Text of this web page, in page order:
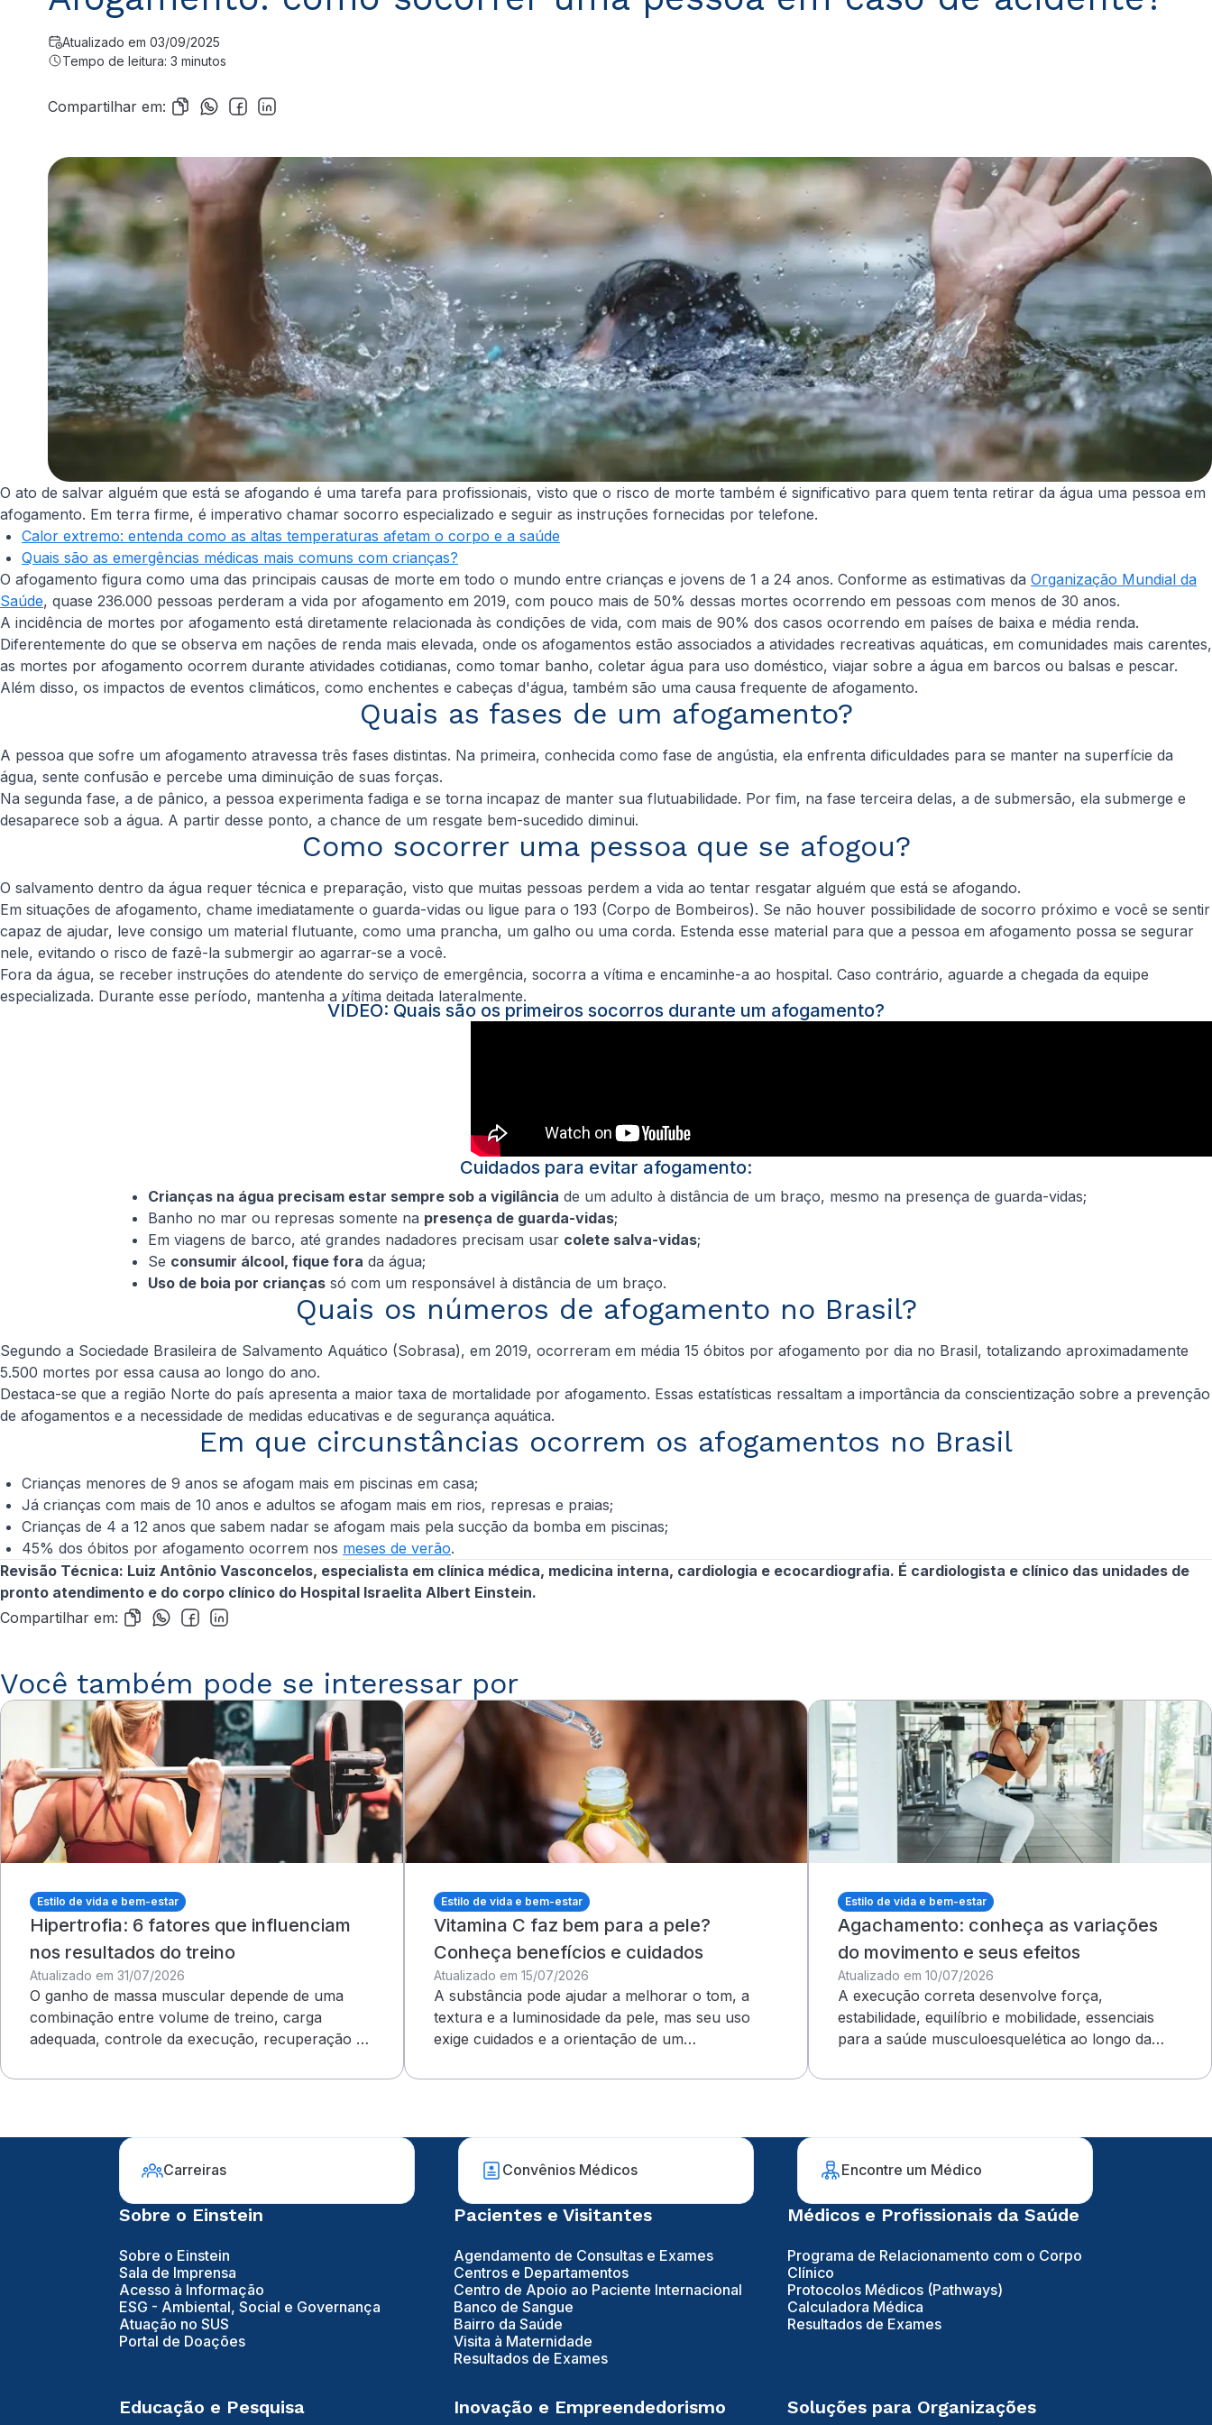
Atualizado em 03/09/2025
Tempo de leitura: 3 minutos
Compartilhar em:
O ato de salvar alguém que está se afogando é uma tarefa para profissionais, visto que o risco de morte também é significativo para quem tenta retirar da água uma pessoa em
afogamento. Em terra firme, é imperativo chamar socorro especializado e seguir as instruções fornecidas por telefone.
Calor extremo: entenda como as altas temperaturas afetam o corpo e a saúde
Quais são as emergências médicas mais comuns com crianças?
O afogamento figura como uma das principais causas de morte em todo o mundo entre crianças e jovens de 1 a 24 anos. Conforme as estimativas da Organização Mundial da
Saúde, quase 236.000 pessoas perderam a vida por afogamento em 2019, com pouco mais de 50% dessas mortes ocorrendo em pessoas com menos de 30 anos.
A incidência de mortes por afogamento está diretamente relacionada às condições de vida, com mais de 90% dos casos ocorrendo em países de baixa e média renda.
Diferentemente do que se observa em nações de renda mais elevada, onde os afogamentos estão associados a atividades recreativas aquáticas, em comunidades mais carentes,
as mortes por afogamento ocorrem durante atividades cotidianas, como tomar banho, coletar água para uso doméstico, viajar sobre a água em barcos ou balsas e pescar.
Além disso, os impactos de eventos climáticos, como enchentes e cabeças d'água, também são uma causa frequente de afogamento.
Quais as fases de um afogamento?
A pessoa que sofre um afogamento atravessa três fases distintas. Na primeira, conhecida como fase de angústia, ela enfrenta dificuldades para se manter na superfície da
água, sente confusão e percebe uma diminuição de suas forças.
Na segunda fase, a de pânico, a pessoa experimenta fadiga e se torna incapaz de manter sua flutuabilidade. Por fim, na fase terceira delas, a de submersão, ela submerge e
desaparece sob a água. A partir desse ponto, a chance de um resgate bem-sucedido diminui.
Como socorrer uma pessoa que se afogou?
O salvamento dentro da água requer técnica e preparação, visto que muitas pessoas perdem a vida ao tentar resgatar alguém que está se afogando.
Em situações de afogamento, chame imediatamente o guarda-vidas ou ligue para o 193 (Corpo de Bombeiros). Se não houver possibilidade de socorro próximo e você se sentir
capaz de ajudar, leve consigo um material flutuante, como uma prancha, um galho ou uma corda. Estenda esse material para que a pessoa em afogamento possa se segurar
nele, evitando o risco de fazê-la submergir ao agarrar-se a você.
Fora da água, se receber instruções do atendente do serviço de emergência, socorra a vítima e encaminhe-a ao hospital. Caso contrário, aguarde a chegada da equipe
especializada. Durante esse período, mantenha a vítima deitada lateralmente.
VÍDEO: Quais são os primeiros socorros durante um afogamento?
Cuidados para evitar afogamento:
Crianças na água precisam estar sempre sob a vigilância de um adulto à distância de um braço, mesmo na presença de guarda-vidas;
Banho no mar ou represas somente na presença de guarda-vidas;
Em viagens de barco, até grandes nadadores precisam usar colete salva-vidas;
Se consumir álcool, fique fora da água;
Uso de boia por criançassó com um responsável à distância de um braço.
Quais os números de afogamento no Brasil?
Segundo a Sociedade Brasileira de Salvamento Aquático (Sobrasa), em 2019, ocorreram em média 15 óbitos por afogamento por dia no Brasil, totalizando aproximadamente
5.500 mortes por essa causa ao longo do ano.
Destaca-se que a região Norte do país apresenta a maior taxa de mortalidade por afogamento. Essas estatísticas ressaltam a importância da conscientização sobre a prevenção
de afogamentos e a necessidade de medidas educativas e de segurança aquática.
Em que circunstâncias ocorrem os afogamentos no Brasil
Crianças menores de 9 anos se afogam mais em piscinas em casa;
Já crianças com mais de 10 anos e adultos se afogam mais em rios, represas e praias;
Crianças de 4 a 12 anos que sabem nadar se afogam mais pela sucção da bomba em piscinas;
45% dos óbitos por afogamento ocorrem nos meses de verão.
Revisão Técnica: Luiz Antônio Vasconcelos, especialista em clínica médica, medicina interna, cardiologia e ecocardiografia. É cardiologista e clínico das unidades de
pronto atendimento e do corpo clínico do Hospital Israelita Albert Einstein.
Compartilhar em:
Você também pode se interessar por
Estilo de vida e bem-estar
Hipertrofia: 6 fatores que influenciam
nos resultados do treino
Atualizado em 31/07/2026
O ganho de massa muscular depende de uma
combinação entre volume de treino, carga
adequada, controle da execução, recuperação e
Estilo de vida e bem-estar
Vitamina C faz bem para a pele?
Conheça benefícios e cuidados
Atualizado em 15/07/2026
A substância pode ajudar a melhorar o tom, a
textura e a luminosidade da pele, mas seu uso
exige cuidados e a orientação de um
Estilo de vida e bem-estar
Agachamento: conheça as variações
do movimento e seus efeitos
Atualizado em 10/07/2026
A execução correta desenvolve força,
estabilidade, equilíbrio e mobilidade, essenciais
para a saúde musculoesquelética ao longo da
Carreiras Convênios Médicos Encontre um Médico
Sobre o Einstein
Sobre o Einstein
Sala de Imprensa
Acesso à Informação
ESG - Ambiental, Social e Governança
Atuação no SUS
Portal de Doações
Pacientes e Visitantes
Agendamento de Consultas e Exames
Centros e Departamentos
Centro de Apoio ao Paciente Internacional
Banco de Sangue
Bairro da Saúde
Visita à Maternidade
Resultados de Exames
Médicos e Profissionais da Saúde
Programa de Relacionamento com o Corpo
Clínico
Protocolos Médicos (Pathways)
Calculadora Médica
Resultados de Exames
Educação e Pesquisa Inovação e Empreendedorismo Soluções para Organizações